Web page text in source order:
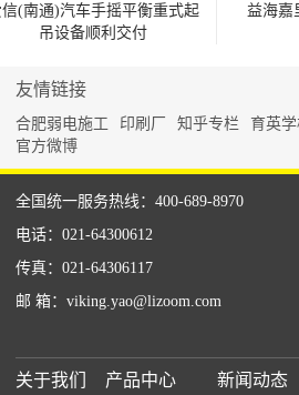
(南通)汽车手摇平衡重式起
吊设备顺利交付
益海嘉
友情链接
合肥弱电施工 印刷厂 知乎专栏 育英
官方微博
全国统一服务热线：400-689-8970
电话：021-64300612
传真：021-64306117
邮 箱：viking.yao@lizoom.com
关于我们 产品中心 新闻动态